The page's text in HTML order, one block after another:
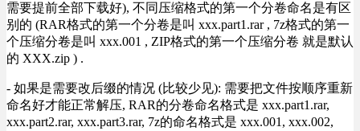
需要提前全部下载好), 不同压缩格式的第一个分卷命名是有区
别的 (RAR格式的第一个分卷是叫 xxx.part1.rar , 7z格式的第一
个压缩分卷是叫 xxx.001 , ZIP格式的第一个压缩分卷 就是默认
的 XXX.zip ) .
- 如果是需要改后缀的情况 (比较少见): 需要把文件按顺序重新
命名好才能正常解压, RAR的分卷命名格式是 xxx.part1.rar,
xxx.part2.rar, xxx.part3.rar, 7z的命名格式是 xxx.001, xxx.002,